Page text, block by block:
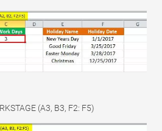
(A3, B3, F2: F5)